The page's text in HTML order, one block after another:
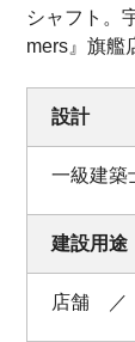
シャフト。
mers』旗艦
設計
一級建築
建設用途
店舗 ／